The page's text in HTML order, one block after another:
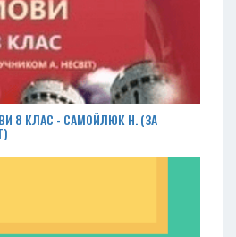
8 КЛАС - САМОЙЛЮК Н. (ЗА